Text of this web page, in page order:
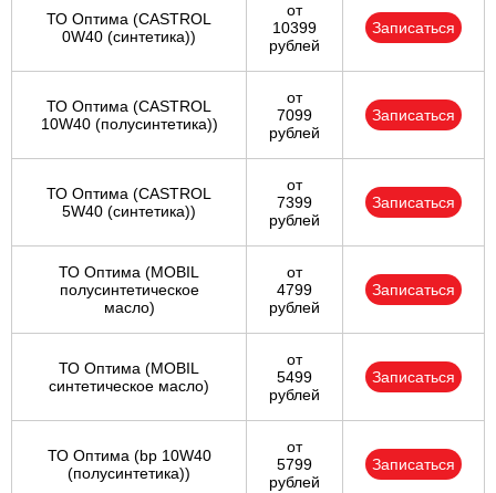
ТО Оптима (CASTROL
0W40 (синтетика))
от
10399
рублей
Записаться
ТО Оптима (CASTROL
10W40 (полусинтетика))
от
7099
рублей
Записаться
ТО Оптима (CASTROL
5W40 (синтетика))
от
7399
рублей
Записаться
ТО Оптима (MOBIL
полусинтетическое
масло)
от
4799
рублей
Записаться
ТО Оптима (MOBIL
синтетическое масло)
от
5499
рублей
Записаться
ТО Оптима (bp 10W40
(полусинтетика))
от
5799
рублей
Записаться